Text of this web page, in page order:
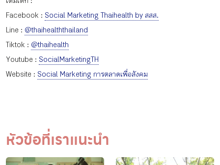
TH EN
Facebook : Social Marketing Thaihealth by สสส.
Line : @thaihealththailand
Tiktok : @thaihealth
Youtube : SocialMarketingTH
Website : Social Marketing การตลาดเพื่อสังคม
หัวข้อที่เราแนะนำ